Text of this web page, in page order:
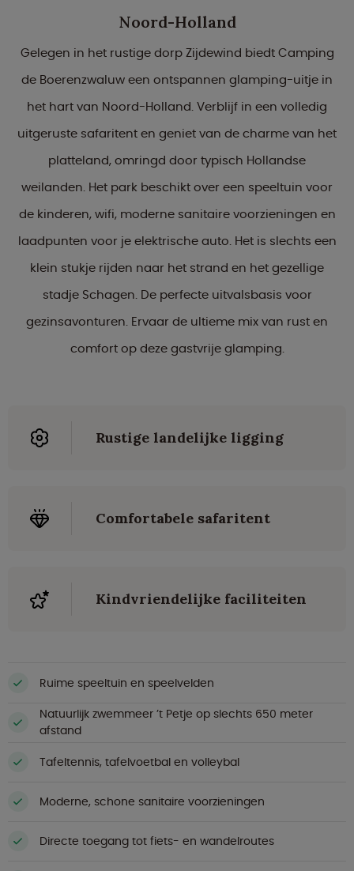
Noord-Holland
Gelegen in het rustige dorp Zijdewind biedt Camping
de Boerenzwaluw een ontspannen glamping-uitje in
het hart van Noord-Holland. Verblijf in een volledig
uitgeruste safaritent en geniet van de charme van het
platteland, omringd door typisch Hollandse
weilanden. Het park beschikt over een speeltuin voor
de kinderen, wifi, moderne sanitaire voorzieningen en
laadpunten voor je elektrische auto. Het is slechts een
klein stukje rijden naar het strand en het gezellige
stadje Schagen. De perfecte uitvalsbasis voor
gezinsavonturen. Ervaar de ultieme mix van rust en
comfort op deze gastvrije glamping.
Rustige landelijke ligging
Comfortabele safaritent
Kindvriendelijke faciliteiten
Ruime speeltuin en speelvelden
Natuurlijk zwemmeer ’t Petje op slechts 650 meter
afstand
Tafeltennis, tafelvoetbal en volleybal
Moderne, schone sanitaire voorzieningen
Directe toegang tot fiets- en wandelroutes